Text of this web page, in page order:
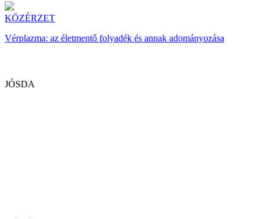
KÖZÉRZET
Vérplazma: az életmentő folyadék és annak adományozása
JÓSDA